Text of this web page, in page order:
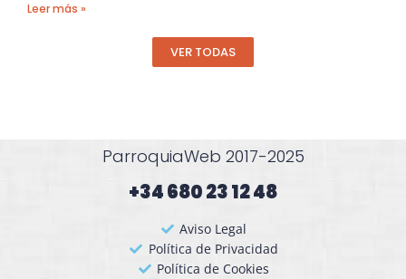
Leer más »
VER TODAS
ParroquiaWeb 2017-2025
+34 680 23 12 48​
Aviso Legal
Política de Privacidad
Política de Cookies